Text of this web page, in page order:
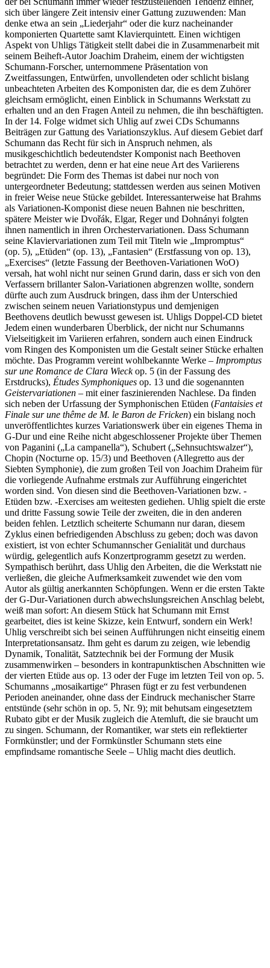
sich über längere Zeit intensiv einer Gattung zuzuwenden: Man
denke etwa an sein „Liederjahr“ oder die kurz nacheinander
komponierten Quartette samt Klavierquintett. Einen wichtigen
Aspekt von Uhligs Tätigkeit stellt dabei die in Zusammenarbeit mit
seinem Beiheft-Autor Joachim Draheim, einem der wichtigsten
Schumann-Forscher, unternommene Präsentation von
Zweitfassungen, Entwürfen, unvollendeten oder schlicht bislang
unbeachteten Arbeiten des Komponisten dar, die es dem Zuhörer
gleichsam ermöglicht, einen Einblick in Schumanns Werkstatt zu
erhalten und an den Fragen Anteil zu nehmen, die ihn beschäftigten.
In der 14. Folge widmet sich Uhlig auf zwei CDs Schumanns
Beiträgen zur Gattung des Variationszyklus. Auf diesem Gebiet darf
Schumann das Recht für sich in Anspruch nehmen, als
musikgeschichtlich bedeutendster Komponist nach Beethoven
betrachtet zu werden, denn er hat eine neue Art des Variierens
begründet: Die Form des Themas ist dabei nur noch von
untergeordneter Bedeutung; stattdessen werden aus seinen Motiven
in freier Weise neue Stücke gebildet. Interessanterweise hat Brahms
als Variationen-Komponist diese neuen Bahnen nie beschritten,
spätere Meister wie Dvořák, Elgar, Reger und Dohnányi folgten
ihnen namentlich in ihren Orchestervariationen. Dass Schumann
seine Klaviervariationen zum Teil mit Titeln wie „Impromptus“
(op. 5), „Etüden“ (op. 13), „Fantasien“ (Erstfassung von op. 13),
„Exercises“ (letzte Fassung der Beethoven-Variationen WoO)
versah, hat wohl nicht nur seinen Grund darin, dass er sich von den
Verfassern brillanter Salon-Variationen abgrenzen wollte, sondern
dürfte auch zum Ausdruck bringen, dass ihm der Unterschied
zwischen seinem neuen Variationstypus und demjenigen
Beethovens deutlich bewusst gewesen ist. Uhligs Doppel-CD bietet
Jedem einen wunderbaren Überblick, der nicht nur Schumanns
Vielseitigkeit im Variieren erfahren, sondern auch einen Eindruck
vom Ringen des Komponisten um die Gestalt seiner Stücke erhalten
möchte. Das Programm vereint wohlbekannte Werke – Impromptus
sur une Romance de Clara Wieckop. 5 (in der Fassung des
Erstdrucks), Études Symphoniques op. 13 und die sogenannten
Geistervariationen – mit einer faszinierenden Nachlese. Da finden
sich neben der Urfassung der Symphonischen Etüden (Fantaisies et
Finale sur une thême de M. le Baron de Fricken) ein bislang noch
unveröffentlichtes kurzes Variationswerk über ein eigenes Thema in
G-Dur und eine Reihe nicht abgeschlossener Projekte über Themen
von Paganini („La campanella“), Schubert („Sehnsuchtswalzer“),
Chopin (Nocturne op. 15/3) und Beethoven (Allegretto aus der
Siebten Symphonie), die zum großen Teil von Joachim Draheim für
die vorliegende Aufnahme erstmals zur Aufführung eingerichtet
worden sind. Von diesen sind die Beethoven-Variationen bzw. -
Etüden bzw. -Exercises am weitesten gediehen. Uhlig spielt die erste
und dritte Fassung sowie Teile der zweiten, die in den anderen
beiden fehlen. Letztlich scheiterte Schumann nur daran, diesem
Zyklus einen befriedigenden Abschluss zu geben; doch was davon
existiert, ist von echter Schumannscher Genialität und durchaus
würdig, gelegentlich aufs Konzertprogramm gesetzt zu werden.
Sympathisch berührt, dass Uhlig den Arbeiten, die die Werkstatt nie
verließen, die gleiche Aufmerksamkeit zuwendet wie den vom
Autor als gültig anerkannten Schöpfungen. Wenn er die ersten Takte
der G-Dur-Variationen durch abwechslungsreichen Anschlag belebt,
weiß man sofort: An diesem Stück hat Schumann mit Ernst
gearbeitet, dies ist keine Skizze, kein Entwurf, sondern ein Werk!
Uhlig verschreibt sich bei seinen Aufführungen nicht einseitig einem
Interpretationsansatz. Ihm geht es darum zu zeigen, wie lebendig
Dynamik, Tonalität, Satztechnik bei der Formung der Musik
zusammenwirken – besonders in kontrapunktischen Abschnitten wie
der vierten Etüde aus op. 13 oder der Fuge im letzten Teil von op. 5.
Schumanns „mosaikartige“ Phrasen fügt er zu fest verbundenen
Perioden aneinander, ohne dass der Eindruck mechanischer Starre
entstünde (sehr schön in op. 5, Nr. 9); mit behutsam eingesetztem
Rubato gibt er der Musik zugleich die Atemluft, die sie braucht um
zu singen. Schumann, der Romantiker, war stets ein reflektierter
Formkünstler; und der Formkünstler Schumann stets eine
empfindsame romantische Seele – Uhlig macht dies deutlich.